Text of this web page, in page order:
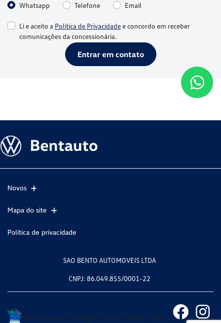
Whatsapp
Telefone Email
Li e aceito a Política de Privacidadee concordo em receber
comunicações da concessionária.
Entrar em contato
Novos
Mapa do site
Política de privacidade
SAO BENTO AUTOMOVEIS LTDA
CNPJ: 86.049.855/0001-22
No trânsito, enxergar o outro salva vidas.